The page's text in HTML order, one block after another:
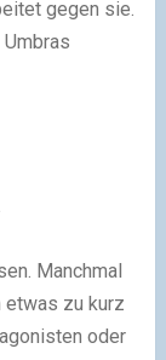
gegen sie.
Manchmal
etwas zu kurz
oder